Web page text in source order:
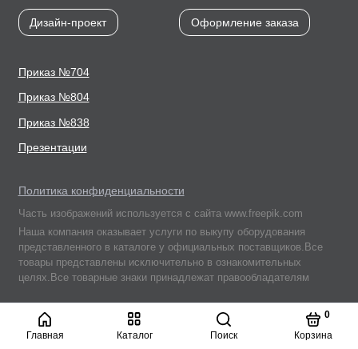
Главная Каталог Поиск Корзина
0
Дизайн-проект Оформление заказа
Приказ №704
Приказ №804
Приказ №838
Презентации
Политика конфиденциальности
Часть изображений используется с сайта www.freepik.com
Наша компания оказывает услуги по выкупу оборудования
представленного в каталоге у официальных поставщиков.Все
товары представлены исключительно в ознакомительных
целях.Все товарные знаки принадлежат правообладателям
Подписывайтесь
на нас в соцсетях: